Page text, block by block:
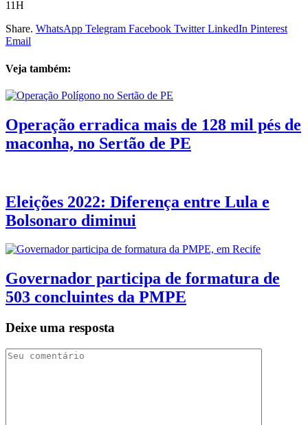
11H
Share. WhatsApp Telegram Facebook Twitter LinkedIn Pinterest
Email
Veja também:
Operação erradica mais de 128 mil pés de
maconha, no Sertão de PE
Eleições 2022: Diferença entre Lula e
Bolsonaro diminui
Governador participa de formatura de
503 concluintes da PMPE
Deixe uma resposta